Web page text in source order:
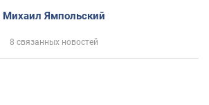
Михаил Ямпольский
8 связанных новостей